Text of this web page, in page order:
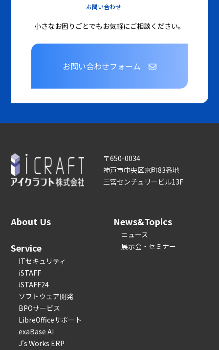
お問い合わせ
小さなお困りごとでもお気軽にご相談ください。
お問い合わせフォーム
〒650-0034
神戸市中央区京町83番地
三宮センチュリービル13F
About Us
Service
ITセキュリティ
iSTAFF
iSTAFF24
ソフトウェア開発
BPOサービス
LibreOfficeサポート
exaBase AI
J's Works ERP
News&Topics
ニュース
展示会・セミナー